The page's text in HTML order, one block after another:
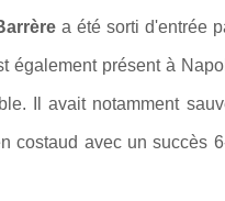
a été sorti d'entrée
également présent à
Il avait notamment
costaud avec un succès